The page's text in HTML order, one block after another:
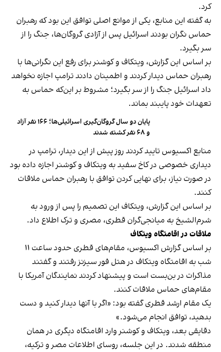
کرد.
به گفته این منابع، یکی از موانع اصلی توافق این بود که رهبران
حماس نگران بودند اسرائیل پس از آزادی گروگان‌ها، جنگ را از
سر بگیرد.
بر اساس این گزارش، ویتکاف و کوشنر برای رفع این نگرانی‌ها با
رهبران حماس دیدار کردند و اطمینان دادند ترامپ اجازه نخواهد
داد اسرائیل جنگ را از سر بگیرد؛ مشروط بر این‌که حماس به
تعهدات خود پایبند بماند.
پایان دو سال گروگان‌گیری اسرائیلی‌ها؛ ۱۶۶ نفر آزاد
و ۶۸ نفر کشته شدند
منابع اکسیوس تایید کردند روز پیش از این دیدار، ترامپ در
دیداری خصوصی در کاخ سفید به ویتکاف و کوشنر اجازه داده بود
در صورت نیاز، برای نهایی کردن توافق با رهبران حماس ملاقات
کنند.
بر اساس این گزارش، ویتکاف این تصمیم را پس از ورود به
شرم‌الشیخ به میانجی‌گران قطری، مصری و ترک اطلاع داد.
ملاقات در اقامتگاه ویتکاف
بر اساس گزارش اکسیوس، مقام‌های قطری حدود ساعت ۱۱
شب به اقامتگاه ویتکاف در هتل فور سیزنز رفتند و گفتند
مذاکرات در بن‌بست است و پیشنهاد کردند نمایندگان آمریکا با
مقام‌های حماس ملاقات کنند.
یک مقام ارشد قطری گفته بود: «اگر با آنها دیدار کنید و دست
بدهید، توافق انجام می‌شود.»
دقایقی بعد، ویتکاف و کوشنر وارد اقامتگاه دیگری در همان
منطقه شدند. در این جلسه، روسای اطلاعات مصر و ترکیه،